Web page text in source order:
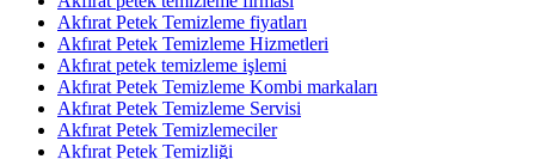
Akfırat Petek Temizleme fiyatları
Akfırat Petek Temizleme Hizmetleri
Akfırat petek temizleme işlemi
Akfırat Petek Temizleme Kombi markaları
Akfırat Petek Temizleme Servisi
Akfırat Petek Temizlemeciler
Akfırat Petek Temizliği